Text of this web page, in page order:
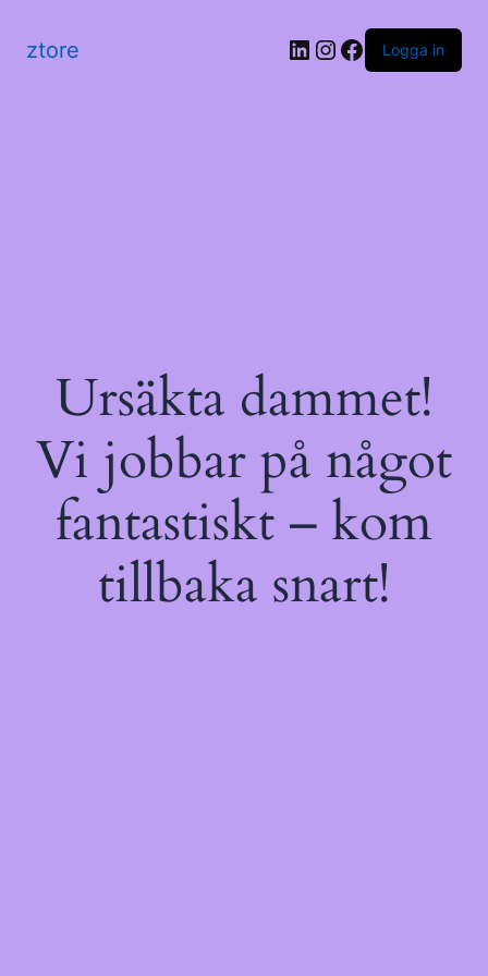
ztore LinkedIn
Instagram
Facebook
Logga in
Ursäkta dammet!
Vi jobbar på något
fantastiskt – kom
tillbaka snart!